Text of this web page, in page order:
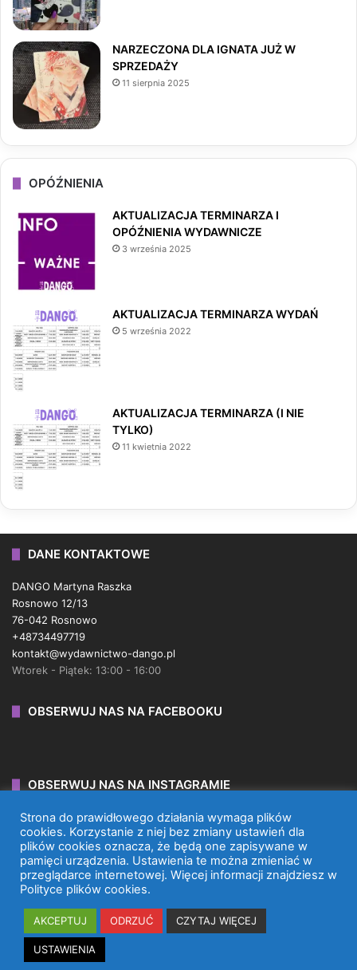
NARZECZONA DLA IGNATA JUŻ W
SPRZEDAŻY
11 sierpnia 2025
OPÓŹNIENIA
AKTUALIZACJA TERMINARZA I
OPÓŹNIENIA WYDAWNICZE
3 września 2025
AKTUALIZACJA TERMINARZA WYDAŃ
5 września 2022
AKTUALIZACJA TERMINARZA (I NIE
TYLKO)
11 kwietnia 2022
DANE KONTAKTOWE
DANGO Martyna Raszka
Rosnowo 12/13
76-042 Rosnowo
+48734497719
kontakt@wydawnictwo-dango.pl
Wtorek - Piątek: 13:00 - 16:00
OBSERWUJ NAS NA FACEBOOKU
OBSERWUJ NAS NA INSTAGRAMIE
WYDAWNICTWO DANGO 2026 © WSZYSTKIE PRAWA
ZASTRZEŻONE.
Strona do prawidłowego działania wymaga plików
cookies. Korzystanie z niej bez zmiany ustawień dla
plików cookies oznacza, że będą one zapisywane w
pamięci urządzenia. Ustawienia te można zmieniać w
przeglądarce internetowej. Więcej informacji znajdziesz w
Polityce plików cookies.
AKCEPTUJ ODRZUĆ CZYTAJ WIĘCEJ
USTAWIENIA